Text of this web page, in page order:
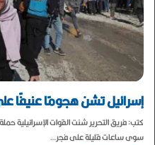
إسرائيل تشن هجومًا عنيفًا
كتب: فريق التحرير شنت القوات
سوى ساعات قليلة على فجر…